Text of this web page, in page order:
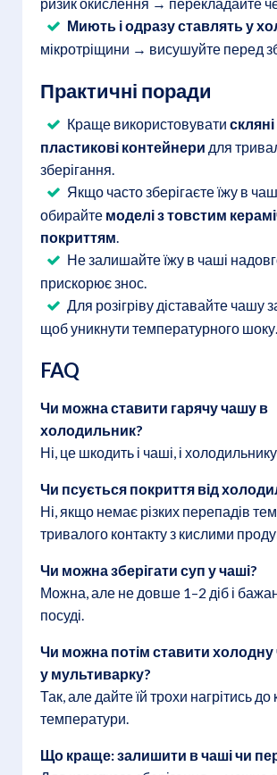
Миють і одразу ставлять у
мікротріщини → висушуйте перед
Практичні поради
Краще використовувати
пластикові контейнери для
зберігання.
Якщо часто зберігаєте їжу в
обирайте моделі з товстим
покриттям.
Не залишайте їжу в чаші
прискорює знос.
Для розігріву діставайте чашу
щоб уникнути температурного шоку.
FAQ
Чи можна ставити гарячу чашу в
холодильник?
Ні, це шкодить і чаші, і
Чи псується покриття від
Ні, якщо немає різких перепадів
тривалого контакту з кислими
Чи можна зберігати суп у чаші?
Можна, але не довше 1–2 діб і
посуді.
Чи можна потім ставити
у мультиварку?
Так, але дайте їй трохи нагрітись до
температури.
Що краще: залишити в чаші чи